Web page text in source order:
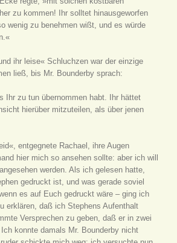
zu kommen! Ihr solltet hinausgeworfen
wenig zu benehmen wißt, und es würde
ihr leise« Schluchzen war der einzige
ließ, bis Mr. Bounderby sprach:
Ihr zu tun übernommen habt. Ihr hättet
hierüber mitzuteilen, als über jenen
entgegnete Rachael, ihre Augen
hier mich so ansehen sollte: aber ich will
werden. Als ich gelesen hatte,
gedruckt ist, und was gerade soviel
es auf Euch gedruckt wäre – ging ich
erklären, daß ich Stephens Aufenthalt
Versprechen zu geben, daß er in zwei
konnte damals Mr. Bounderby nicht